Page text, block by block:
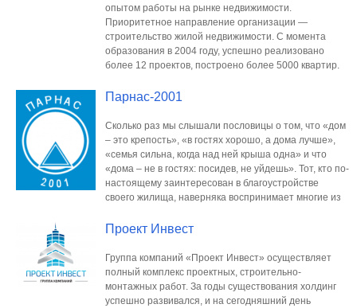
опытом работы на рынке недвижимости.
Приоритетное направление организации —
строительство жилой недвижимости. С момента
образования в 2004 году, успешно реализовано
более 12 проектов, построено более 5000 квартир.
Парнас-2001
Cколько раз мы слышали пословицы о том, что «дом
– это крепость», «в гостях хорошо, а дома лучше»,
«семья сильна, когда над ней крыша одна» и что
«дома – не в гостях: посидев, не уйдешь». Тот, кто по-
настоящему заинтересован в благоустройстве
своего жилища, наверняка воспринимает многие из
Проект Инвест
Группа компаний «Проект Инвест» осуществляет
полный комплекс проектных, строительно-
монтажных работ. За годы существования холдинг
успешно развивался, и на сегодняшний день